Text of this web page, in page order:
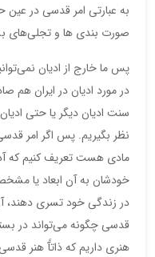
به عبارتی امر قدسی در
صورت بندی ها و تجلی‌های
پس ما خارج از ادیان
در مورد ادیان در ایران هم
سنت ادیان دیگر یا حتی
نظر بگیریم. پس اگر امر
مادی هست تعریف کنیم که
خودشان به آن ابعاد یا
در زندگی خود تسری دهند،
قدسی چگونه می‌تواند در
هنری داریم که ذاتآً هنر